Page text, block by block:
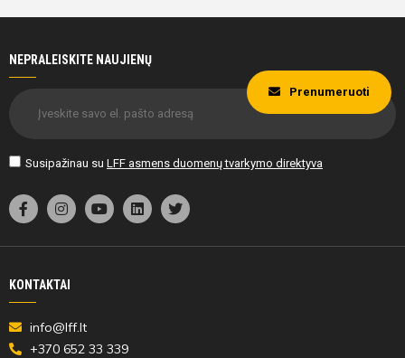
NEPRALEISKITE NAUJIENŲ
Susipažinau su LFF asmens duomenų tvarkymo direktyva
Prenumeruoti
KONTAKTAI
info@lff.lt
+370 652 33 339